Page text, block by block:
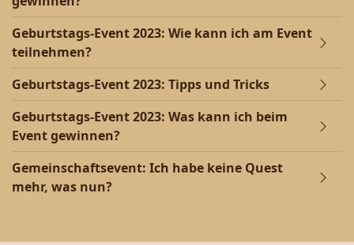
Geburtstags-Event 2023: Wie kann ich am Event
teilnehmen?
Geburtstags-Event 2023: Tipps und Tricks
Geburtstags-Event 2023: Was kann ich beim
Event gewinnen?
Gemeinschaftsevent: Ich habe keine Quest
mehr, was nun?